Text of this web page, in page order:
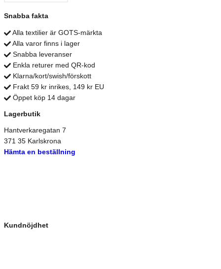
Snabba fakta
Alla textilier är GOTS-märkta
Alla varor finns i lager
Snabba leveranser
Enkla returer med QR-kod
Klarna/kort/swish/förskott
Frakt 59 kr inrikes, 149 kr EU
Öppet köp 14 dagar
Lagerbutik
Hantverkaregatan 7
371 35 Karlskrona
Hämta en beställning
Kundnöjdhet